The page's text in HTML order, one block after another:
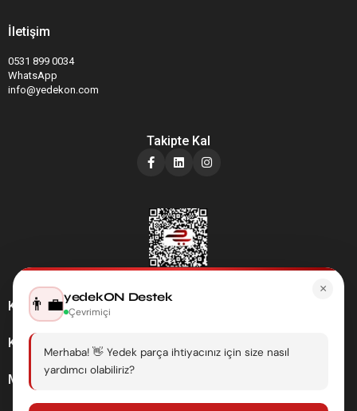
İletişim
0531 899 0034
WhatsApp
info@yedekon.com
Takipte Kal
Kategoriler
Kurumsal
Müşteri Hizmetleri
×
👨‍💼yedekON Destek
Çevrimiçi
Merhaba! 👋 Yedek parça ihtiyacınız için size nasıl
yardımcı olabiliriz?